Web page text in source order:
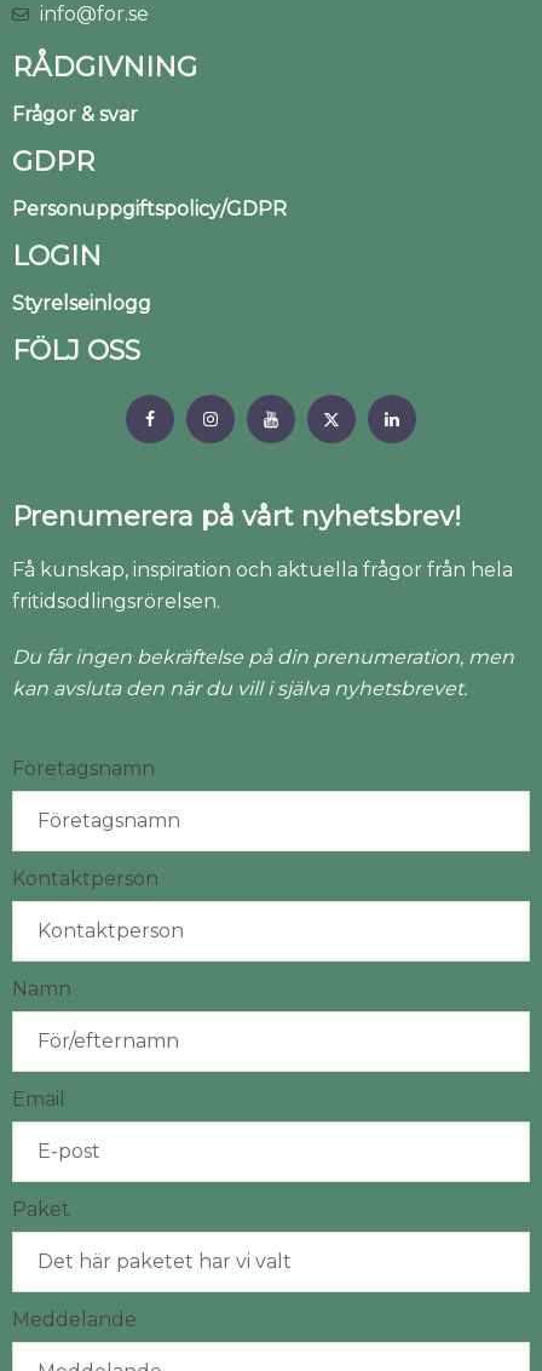
info@for.se
RÅDGIVNING
Frågor & svar
GDPR
Personuppgiftspolicy/GDPR
LOGIN
Styrelseinlogg
FÖLJ OSS
Prenumerera på vårt nyhetsbrev!
Få kunskap, inspiration och aktuella frågor från hela
fritidsodlingsrörelsen.
Du får ingen bekräftelse på din prenumeration, men
kan avsluta den när du vill i själva nyhetsbrevet.
Företagsnamn
Kontaktperson
Namn
Email
Paket
Meddelande